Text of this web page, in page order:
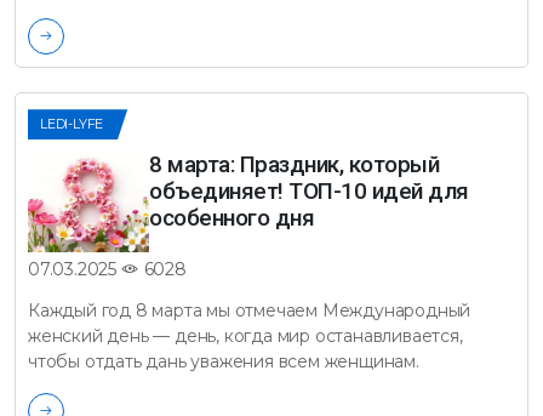
LEDI-LYFE
8 марта: Праздник, который
объединяет! ТОП-10 идей для
особенного дня
07.03.2025
6028
Каждый год 8 марта мы отмечаем Международный
женский день — день, когда мир останавливается,
чтобы отдать дань уважения всем женщинам.